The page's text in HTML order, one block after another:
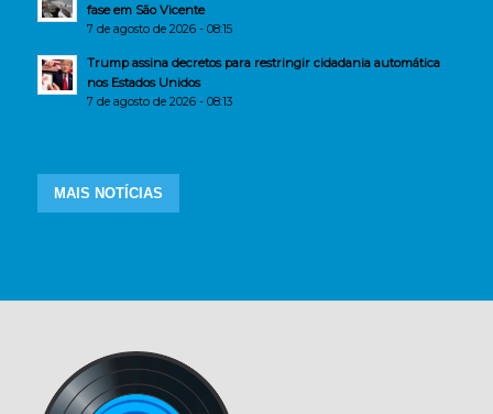
fase em São Vicente
7 de agosto de 2026 - 08:15
Trump assina decretos para restringir cidadania automática
nos Estados Unidos
7 de agosto de 2026 - 08:13
MAIS NOTÍCIAS